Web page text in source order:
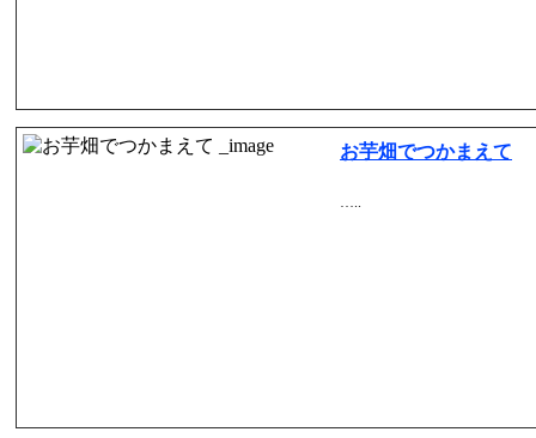
お芋畑でつかまえて
…..